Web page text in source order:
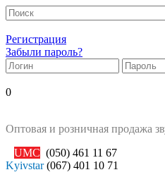
Регистрация
Забыли пароль?
0
Оптовая и розничная продажа
UMC (050) 461 11 67
Kyivstar (067) 401 10 71